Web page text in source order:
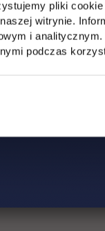
pliki
witrynie.
i
podczas
Polski w
polskiej